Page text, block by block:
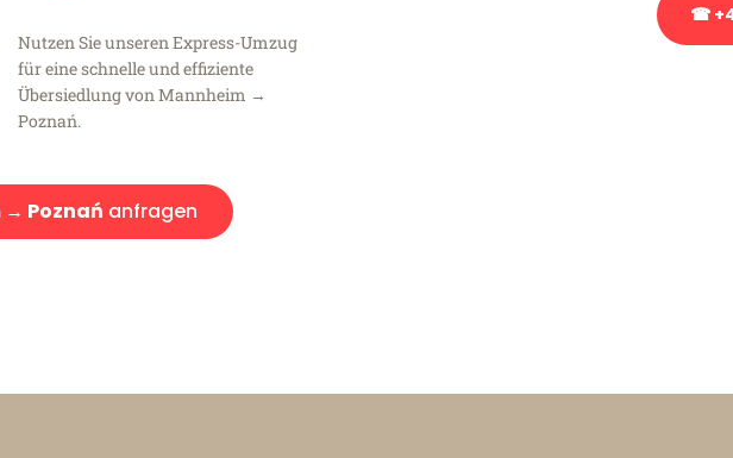
Nutzen Sie unseren Express-Umzug
für eine schnelle und effiziente
Übersiedlung von Mannheim →
Poznań.
Poznań anfragen
☎